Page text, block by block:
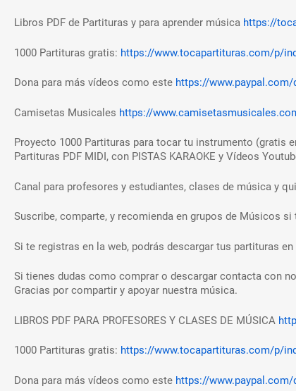
Libros PDF de Partituras y para aprender música https://
1000 Partituras gratis: https://www.tocapartituras.com/p/
Dona para más vídeos como este https://www.paypal.com/
Camisetas Musicales https://
Proyecto 1000 Partituras para tocar tu instrumento (gratis
Partituras PDF MIDI, con PISTAS KARAOKE y Vídeos
Canal para profesores y estudiantes, clases de música y
Suscribe, comparte, y recomienda en grupos de Músicos si
Si te registras en la web, podrás descargar tus partituras
Si tienes dudas como comprar o descargar contacta con
Gracias por compartir y apoyar nuestra música.
LIBROS PDF PARA PROFESORES Y CLASES DE MÚSICA
1000 Partituras gratis: https://www.tocapartituras.com/p/
Dona para más vídeos como este https://www.paypal.com/